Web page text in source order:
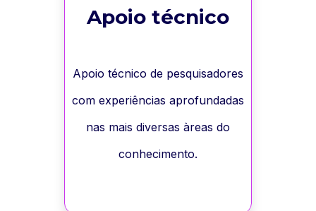
Apoio técnico
Apoio técnico de pesquisadores
com experiências aprofundadas
nas mais diversas àreas do
conhecimento.